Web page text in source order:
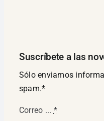
Suscríbete a las
Sólo enviamos
spam.*
Correo ... *